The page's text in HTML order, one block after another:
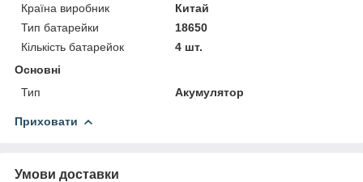
Країна виробник
Китай
Тип батарейки
18650
Кількість батарейок
4 шт.
Основні
Тип
Акумулятор
Приховати
Умови доставки